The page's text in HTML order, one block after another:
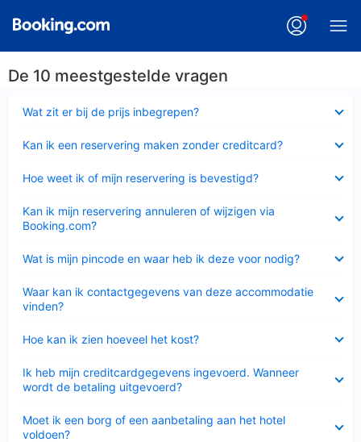
De 10 meestgestelde vragen
Wat zit er bij de prijs inbegrepen?
Kan ik een reservering maken zonder creditcard?
Hoe weet ik of mijn reservering is bevestigd?
Kan ik mijn reservering annuleren of wijzigen via
Booking.com?
Wat is mijn pincode en waar heb ik deze voor nodig?
Waar kan ik contactgegevens van deze accommodatie
vinden?
Hoe kan ik zien hoeveel het kost?
Ik heb mijn creditcardgegevens ingevoerd. Wanneer
wordt de betaling uitgevoerd?
Moet ik een borg of een aanbetaling aan het hotel
voldoen?